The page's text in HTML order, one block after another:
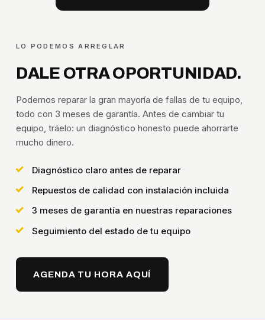
LO PODEMOS ARREGLAR
DALE OTRA OPORTUNIDAD.
Podemos reparar la gran mayoría de fallas de tu equipo,
todo con 3 meses de garantía. Antes de cambiar tu
equipo, tráelo: un diagnóstico honesto puede ahorrarte
mucho dinero.
Diagnóstico claro antes de reparar
Repuestos de calidad con instalación incluida
3 meses de garantía en nuestras reparaciones
Seguimiento del estado de tu equipo
AGENDA TU HORA AQUÍ